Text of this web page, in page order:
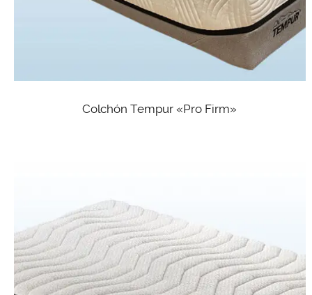
Colchón Tempur «Pro Firm»